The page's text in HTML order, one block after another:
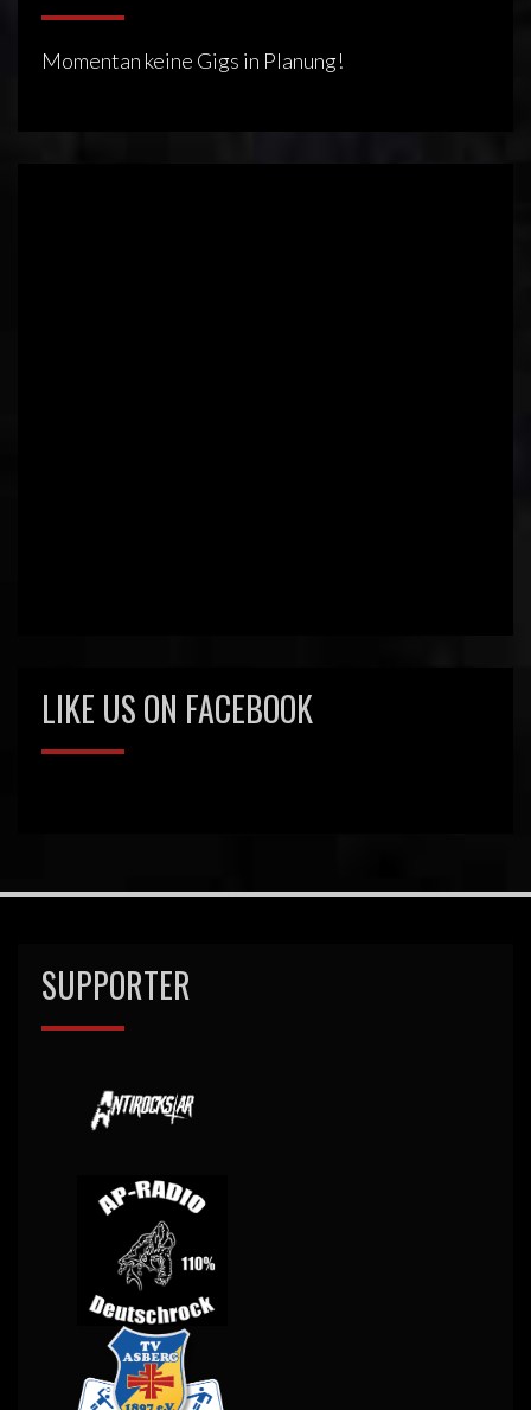
Momentan keine Gigs in Planung!
LIKE US ON FACEBOOK
SUPPORTER